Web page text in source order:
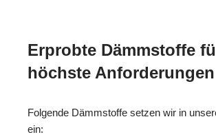
Erprobte Dämmstoffe
höchste Anforderungen
Folgende Dämmstoffe setzen wir in
ein: